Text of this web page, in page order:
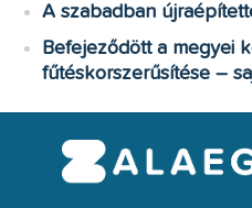
A szabadban
Befejeződött a megyei
fűtéskorszerűsítése –